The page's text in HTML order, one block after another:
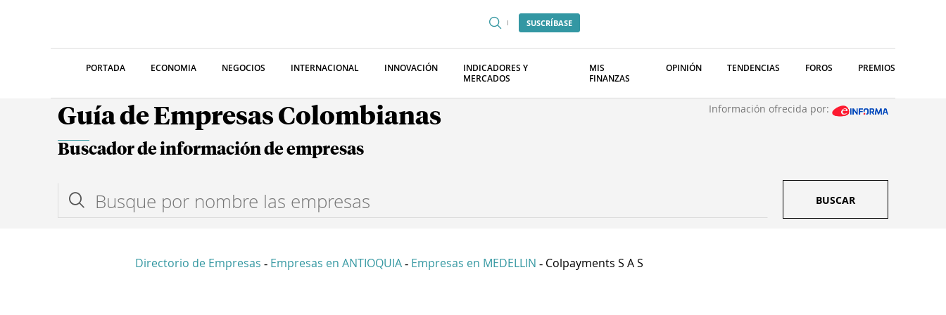
SUSCRÍBASE
PORTADA ECONOMIA NEGOCIOS INTERNACIONAL INNOVACIÓN
INDICADORES Y
MERCADOS
MIS
FINANZAS
OPINIÓN TENDENCIAS FOROS PREMIOS
Guía de Empresas Colombianas Información ofrecida por:
Buscador de información de empresas
BUSCAR
Directorio de Empresas - Empresas en ANTIOQUIA - Empresas en MEDELLIN - Colpayments S A S